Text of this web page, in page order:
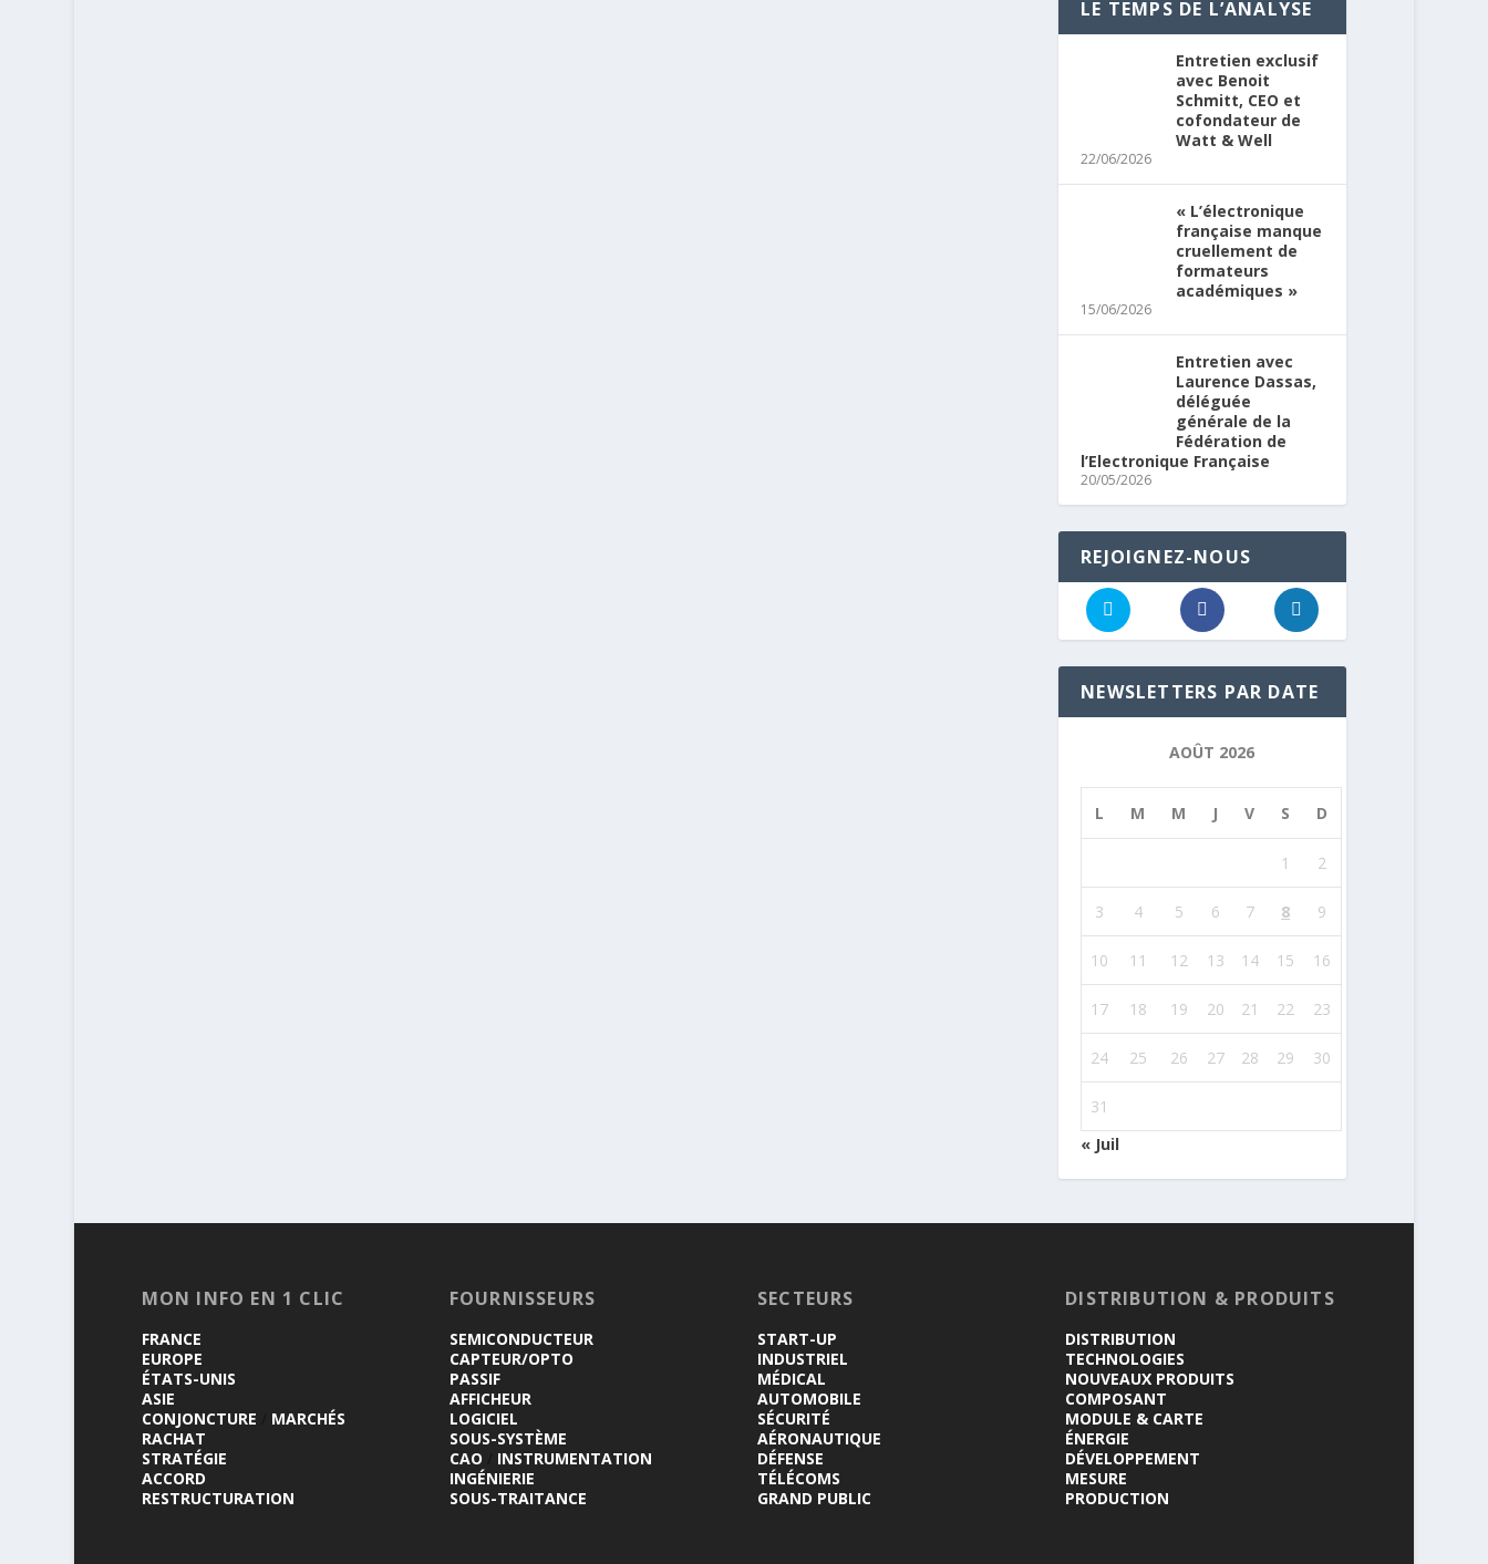
LE TEMPS DE L’ANALYSE
Entretien exclusif
avec Benoit
Schmitt, CEO et
cofondateur de
Watt & Well
22/06/2026
« L’électronique
française manque
cruellement de
formateurs
académiques »
15/06/2026
Entretien avec
Laurence Dassas,
déléguée
générale de la
Fédération de
l’Electronique Française
20/05/2026
REJOIGNEZ-NOUS
NEWSLETTERS PAR DATE
AOÛT 2026
L M M J V S D
1 2
3 4 5 6 7 8 9
10 11 12 13 14 15 16
17 18 19 20 21 22 23
24 25 26 27 28 29 30
31
« Juil
MON INFO EN 1 CLIC
FRANCE
EUROPE
ÉTATS-UNIS
ASIE
CONJONCTURE
MARCHÉS
RACHAT
STRATÉGIE
ACCORD
RESTRUCTURATION
FOURNISSEURS
SEMICONDUCTEUR
CAPTEUR/OPTO
PASSIF
AFFICHEUR
LOGICIEL
SOUS-SYSTÈME
CAO
INSTRUMENTATION
INGÉNIERIE
SOUS-TRAITANCE
SECTEURS
START-UP
INDUSTRIEL
MÉDICAL
AUTOMOBILE
SÉCURITÉ
AÉRONAUTIQUE
DÉFENSE
TÉLÉCOMS
GRAND PUBLIC
DISTRIBUTION & PRODUITS
DISTRIBUTION
TECHNOLOGIES
NOUVEAUX PRODUITS
COMPOSANT
MODULE & CARTE
ÉNERGIE
DÉVELOPPEMENT
MESURE
PRODUCTION